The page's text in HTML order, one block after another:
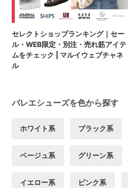
セレクトショップランキング｜セー
ル・WEB限定・別注・売れ筋アイテ
ムをチェック | マルイウェブチャネ
ル
バレエシューズを色から探す
ホワイト系 ブラック系
ベージュ系 グリーン系
イエロー系 ピンク系